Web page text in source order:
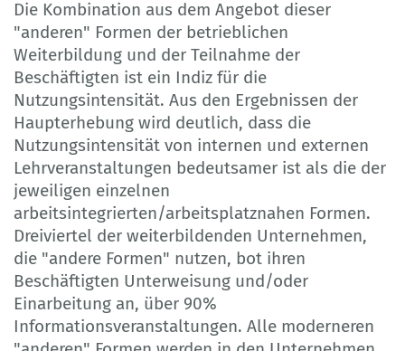
Die Kombination aus dem Angebot dieser
"anderen" Formen der betrieblichen
Weiterbildung und der Teilnahme der
Beschäftigten ist ein Indiz für die
Nutzungsintensität. Aus den Ergebnissen der
Haupterhebung wird deutlich, dass die
Nutzungsintensität von internen und externen
Lehrveranstaltungen bedeutsamer ist als die der
jeweiligen einzelnen
arbeitsintegrierten/arbeitsplatznahen Formen.
Dreiviertel der weiterbildenden Unternehmen,
die "andere Formen" nutzen, bot ihren
Beschäftigten Unterweisung und/oder
Einarbeitung an, über 90%
Informationsveranstaltungen. Alle moderneren